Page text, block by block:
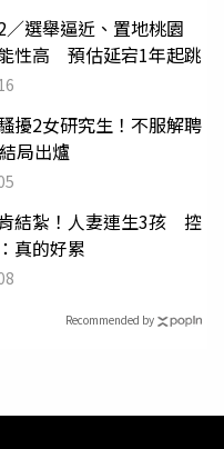
／選舉逼近、置地桃園
能性高 預估延宕1年起跳
擾2女研究生！不服解聘
局出爐
結紮！人妻連生3孩 控
真的好累
Recommended by